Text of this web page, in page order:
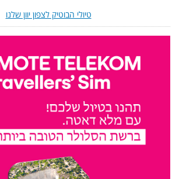
טיולי הבוטיק לצפון יוון שלנו